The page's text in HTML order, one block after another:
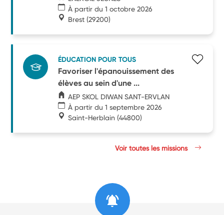
À partir du 1 octobre 2026
Brest (29200)
ÉDUCATION POUR TOUS
Favoriser l'épanouissement des
élèves au sein d'une ...
AEP SKOL DIWAN SANT-ERVLAN
À partir du 1 septembre 2026
Saint-Herblain (44800)
Voir toutes les missions